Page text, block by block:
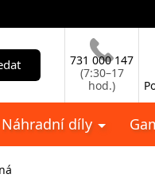
731 000 147
(7:30–17
hod.)
Náhradní díly